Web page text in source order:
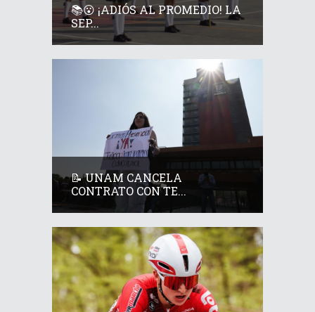
📚😮 ¡ADIÓS AL PROMEDIO! LA
SEP...
📝 UNAM CANCELA
CONTRATO CON TE...